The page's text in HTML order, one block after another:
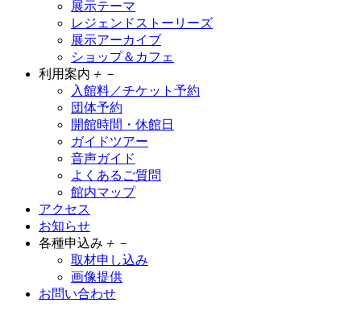
展示テーマ
レジェンドストーリーズ
展示アーカイブ
ショップ＆カフェ
利用案内 ＋ －
入館料／チケット予約
団体予約
開館時間・休館日
ガイドツアー
音声ガイド
よくあるご質問
館内マップ
アクセス
お知らせ
各種申込み ＋ －
取材申し込み
画像提供
お問い合わせ